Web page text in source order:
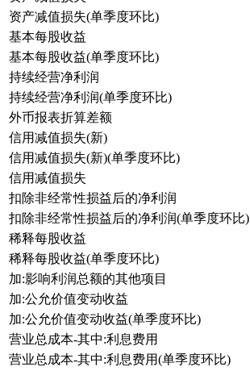
资产减值损失(单季度环比)
基本每股收益
基本每股收益(单季度环比)
持续经营净利润
持续经营净利润(单季度环比)
外币报表折算差额
信用减值损失(新)
信用减值损失(新)(单季度环比)
信用减值损失
扣除非经常性损益后的净利润
扣除非经常性损益后的净利润(单季度环比)
稀释每股收益
稀释每股收益(单季度环比)
加:影响利润总额的其他项目
加:公允价值变动收益
加:公允价值变动收益(单季度环比)
营业总成本-其中:利息费用
营业总成本-其中:利息费用(单季度环比)